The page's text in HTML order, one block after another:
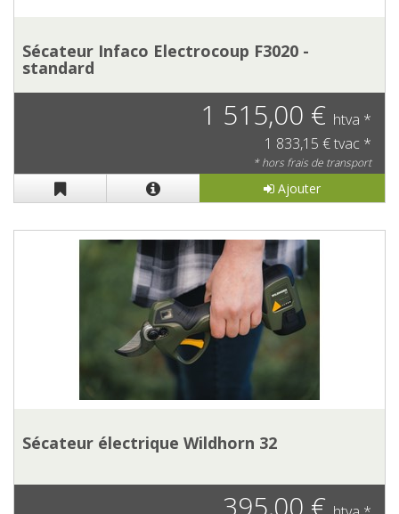
Sécateur Infaco Electrocoup F3020 -
standard
1 515,00 € htva *
1 833,15 € tvac *
* hors frais de transport
Ajouter
Sécateur électrique Wildhorn 32
395,00 €